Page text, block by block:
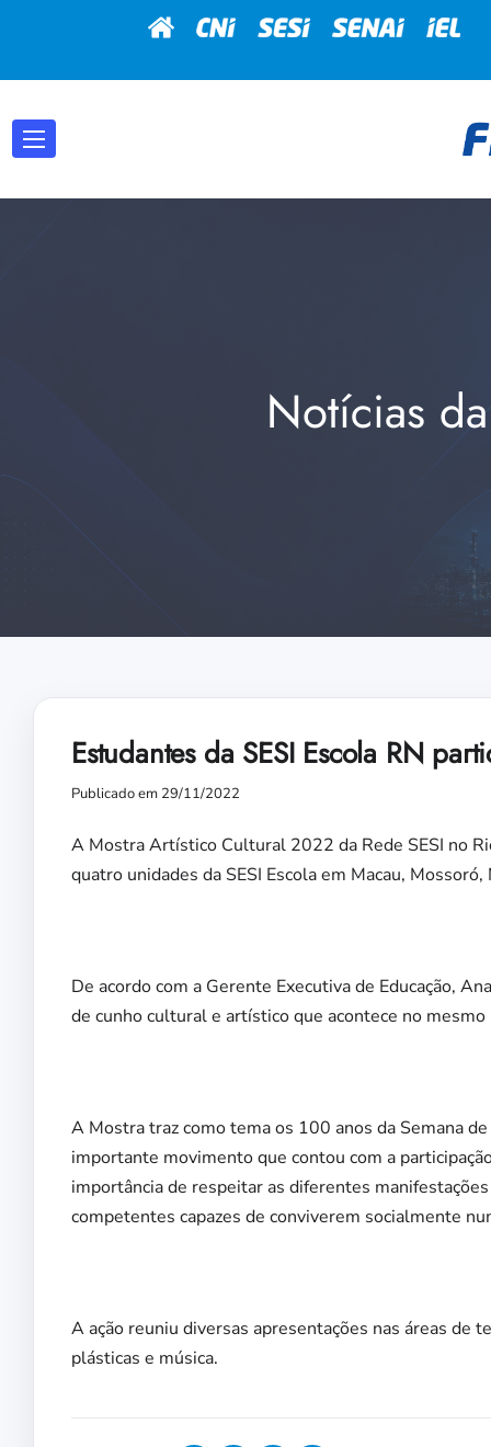
Notícias
Estudantes da SESI Escola RN
Publicado em 29/11/2022
A Mostra Artístico Cultural 2022 da Rede SESI no
quatro unidades da SESI Escola em Macau,
De acordo com a Gerente Executiva de Educação,
de cunho cultural e artístico que acontece no
A Mostra traz como tema os 100 anos da Semana
importante movimento que contou com a
importância de respeitar as diferentes
competentes capazes de conviverem socialmente
A ação reuniu diversas apresentações nas áreas de
plásticas e música.